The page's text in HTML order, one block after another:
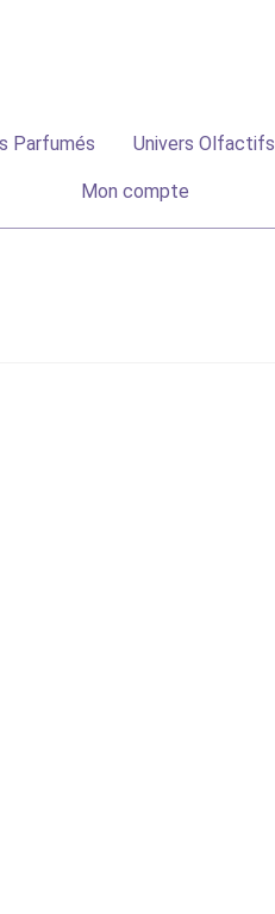
Parfumés Univers Olfactifs
Mon compte